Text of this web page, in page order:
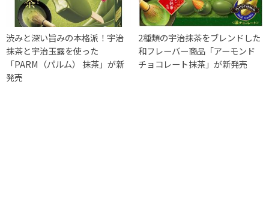
渋みと深い旨みの本格派！宇治
抹茶と宇治玉露を使った
「PARM（パルム） 抹茶」が新
発売
2種類の宇治抹茶をブレンドした
和フレーバー商品「アーモンド
チョコレート抹茶」が新発売